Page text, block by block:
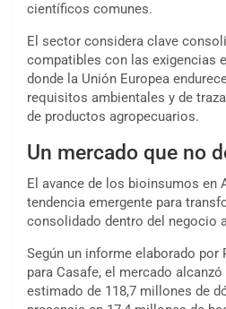
científicos comunes.
El sector considera clave
compatibles con las exigencias
donde la Unión Europea
requisitos ambientales y de
de productos agropecuarios.
Un mercado que no
El avance de los bioinsumos en
tendencia emergente para
consolidado dentro del negocio
Según un informe elaborado por
para Casafe, el mercado
estimado de 118,7 millones de